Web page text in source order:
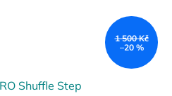
1 500 Kč
–20 %
Shuffle Step